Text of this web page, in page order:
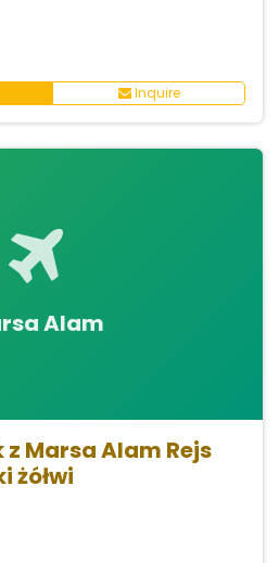
Inquire
Alam
Marsa Alam Rejs
żółwi